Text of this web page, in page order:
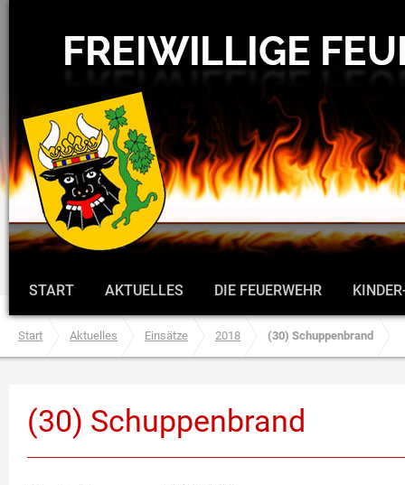
START AKTUELLES DIE FEUERWEHR
Start Aktuelles Einsätze 2018 (30) Schuppenbrand
(30) Schuppenbrand